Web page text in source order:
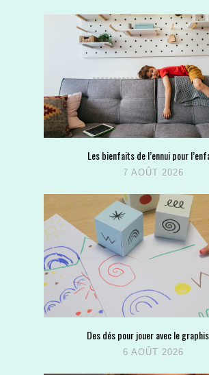
Les bienfaits de l’ennui pour
7 AOÛT 2026
Des dés pour jouer avec le
6 AOÛT 2026